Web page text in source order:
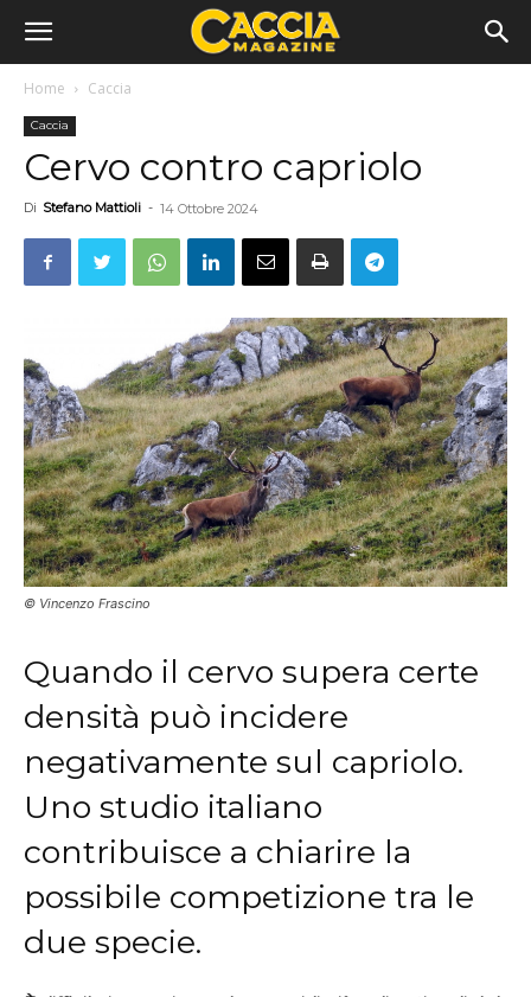
Home Caccia
Caccia
Cervo contro capriolo
Di Stefano Mattioli - 14 Ottobre 2024
© Vincenzo Frascino
Quando il cervo supera certe
densità può incidere
negativamente sul capriolo.
Uno studio italiano
contribuisce a chiarire la
possibile competizione tra le
due specie.